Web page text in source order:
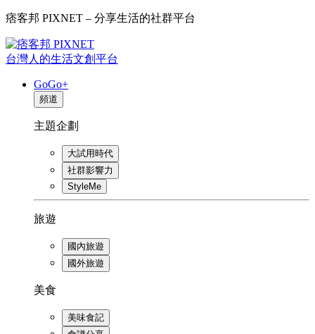
痞客邦 PIXNET – 分享生活的社群平台
台灣人的生活文創平台
GoGo+
頻道
主題企劃
大試用時代
社群影響力
StyleMe
旅遊
國內旅遊
國外旅遊
美食
美味食記